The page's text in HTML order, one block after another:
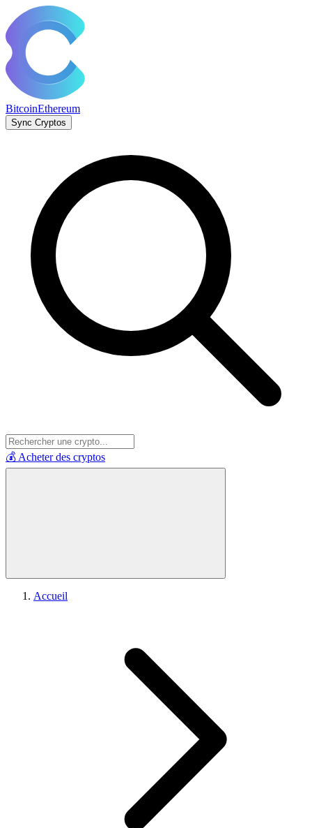
BitcoinEthereum
Sync Cryptos
💰 Acheter des cryptos
Accueil